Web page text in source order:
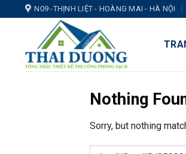
N09 -THỊNH LIỆT - HOÀNG MAI - HÀ NỘI
Nothing
Sorry, but nothing